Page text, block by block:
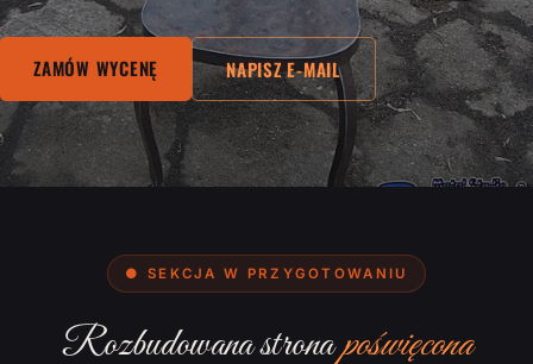
ZAMÓW WYCENĘ NAPISZ E-MAIL
● SEKCJA W PRZYGOTOWANIU
Rozbudowana stronapoświęcona